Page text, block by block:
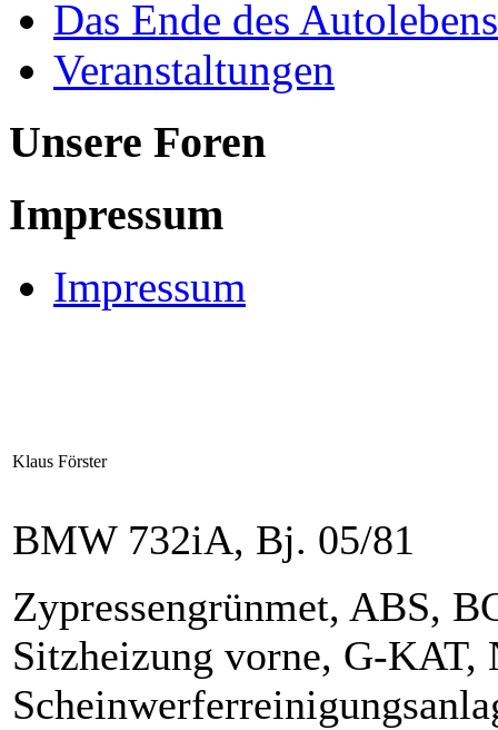
Das Ende des Autolebens
Veranstaltungen
Unsere Foren
Impressum
Impressum
Klaus Förster
BMW 732iA, Bj. 05/81
Zypressengrünmet, ABS,
Sitzheizung vorne, G-KAT,